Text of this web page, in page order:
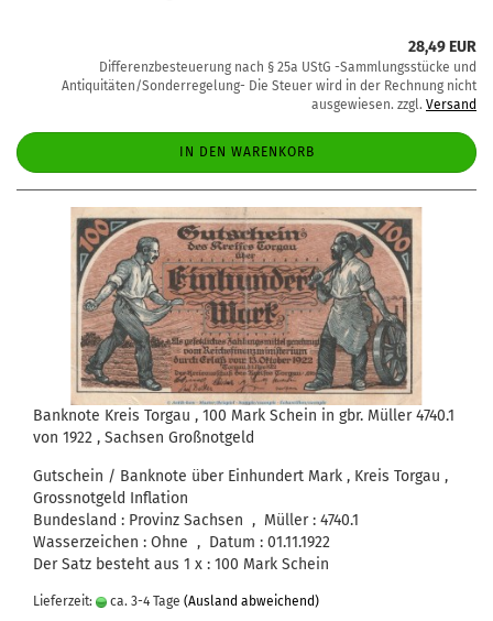
28,49 EUR
Differenzbesteuerung nach § 25a UStG -Sammlungsstücke und
Antiquitäten/Sonderregelung- Die Steuer wird in der Rechnung nicht
ausgewiesen. zzgl. Versand
IN DEN WARENKORB
Banknote Kreis Torgau , 100 Mark Schein in gbr. Müller 4740.1
von 1922 , Sachsen Großnotgeld
Gutschein / Banknote über Einhundert Mark , Kreis Torgau ,
Grossnotgeld Inflation
Bundesland : Provinz Sachsen , Müller : 4740.1
Wasserzeichen : Ohne , Datum : 01.11.1922
Der Satz besteht aus 1 x : 100 Mark Schein
Lieferzeit: ca. 3-4 Tage (Ausland abweichend)